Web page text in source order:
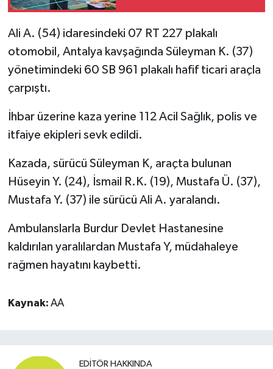
Ali A. (54) idaresindeki 07 RT 227 plakalı
otomobil, Antalya kavşağında Süleyman K. (37)
yönetimindeki 60 SB 961 plakalı hafif ticari araçla
çarpıştı.
İhbar üzerine kaza yerine 112 Acil Sağlık, polis ve
itfaiye ekipleri sevk edildi.
Kazada, sürücü Süleyman K, araçta bulunan
Hüseyin Y. (24), İsmail R.K. (19), Mustafa Ü. (37),
Mustafa Y. (37) ile sürücü Ali A. yaralandı.
Ambulanslarla Burdur Devlet Hastanesine
kaldırılan yaralılardan Mustafa Y, müdahaleye
rağmen hayatını kaybetti.
Kaynak: AA
EDITÖR HAKKINDA